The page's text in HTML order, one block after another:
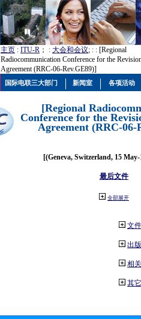
主页 : ITU-R ； : 大会和会议; : : [Regional
Radiocommunication Conference for the
Agreement (RRC-06-Rev.GE89)]
[Regional
Conference for the
Agreement (RRC-06-
[(Geneva, Switzerland, 15
最后文件
全部展开
文件
出
相
其
国际电联三大部门 新闻室 各项活动